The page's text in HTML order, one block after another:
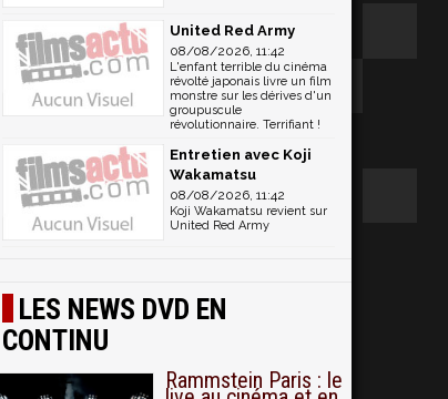
United Red Army
08/08/2026, 11:42
L'enfant terrible du cinéma
révolté japonais livre un film
monstre sur les dérives d'un
groupuscule
révolutionnaire. Terrifiant !
Entretien avec Koji
Wakamatsu
08/08/2026, 11:42
Koji Wakamatsu revient sur
United Red Army
LES NEWS DVD EN
CONTINU
Rammstein Paris : le